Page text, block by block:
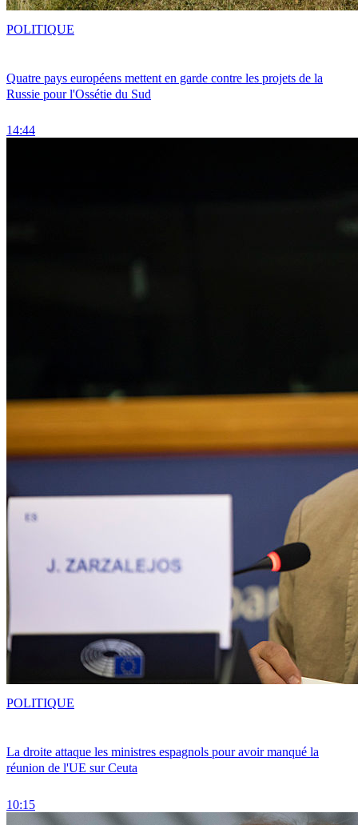
Quatre pays européens mettent en garde contre les projets de la
Russie pour l'Ossétie du Sud
14:44
POLITIQUE
La droite attaque les ministres espagnols pour avoir manqué la
réunion de l'UE sur Ceuta
10:15
POLITIQUE